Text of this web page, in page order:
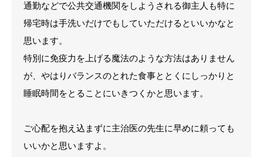
通勤などで公共交通機関をしようされる御主人も特に
帰宅時は手洗いだけでもしていただけるといいかなと
思います。
特別に免疫力を上げる魔法のような方法はありません
が、やはりバランスのとれた食事ととくにしっかりと
睡眠時間をとることにいきつくかと思います。
ご心配を抱え込まずに主治医の先生に早めに頼っても
いいかと思いますよ。